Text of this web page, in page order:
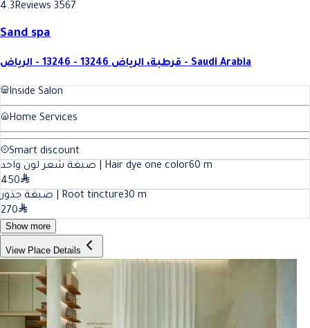
4.3Reviews 3567
Sand spa
قرطبة، الرياض 13246 - 13246 - الرياض - Saudi Arabia
Inside Salon
Home Services
Smart discount
صبغة شعر لون واحد | Hair dye one color60 m
450
صبغة جذور | Root tincture30 m
270
Show more
View Place Details